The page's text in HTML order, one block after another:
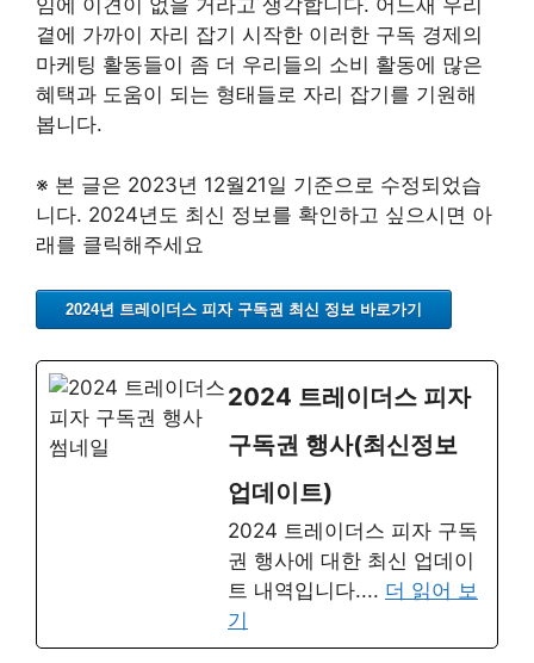
임에 이견이 없을 거라고 생각합니다. 어느새 우리
곁에 가까이 자리 잡기 시작한 이러한 구독 경제의
마케팅 활동들이 좀 더 우리들의 소비 활동에 많은
혜택과 도움이 되는 형태들로 자리 잡기를 기원해
봅니다.
※ 본 글은 2023년 12월21일 기준으로 수정되었습
니다. 2024년도 최신 정보를 확인하고 싶으시면 아
래를 클릭해주세요
2024년 트레이더스 피자 구독권 최신 정보 바로가기
2024 트레이더스 피자
구독권 행사(최신정보
업데이트)
2024 트레이더스 피자 구독
권 행사에 대한 최신 업데이
트 내역입니다.... 더 읽어 보
기